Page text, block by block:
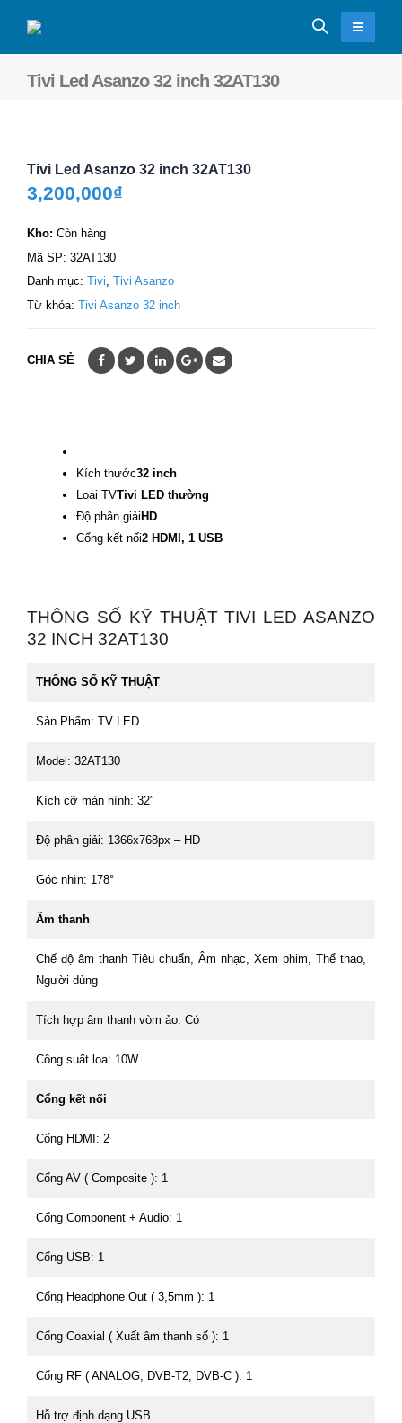
Tivi Led Asanzo 32 inch 32AT130
Tivi Led Asanzo 32 inch 32AT130
3,200,000₫
Kho: Còn hàng
Mã SP: 32AT130
Danh mục: Tivi, Tivi Asanzo
Từ khóa: Tivi Asanzo 32 inch
CHIA SẺ
Kích thước32 inch
Loại TVTivi LED thường
Độ phân giải HD
Cổng kết nối2 HDMI, 1 USB
THÔNG SỐ KỸ THUẬT TIVI LED ASANZO
32 INCH 32AT130
THÔNG SỐ KỸ THUẬT
Sản Phẩm: TV LED
Model: 32AT130
Kích cỡ màn hình: 32″
Độ phân giải: 1366x768px – HD
Góc nhìn: 178°
Âm thanh
Chế độ âm thanh Tiêu chuẩn, Âm nhạc, Xem phim, Thể thao,
Người dùng
Tích hợp âm thanh vòm ảo: Có
Công suất loa: 10W
Cổng kết nối
Cổng HDMI: 2
Cổng AV ( Composite ): 1
Cổng Component + Audio: 1
Cổng USB: 1
Cổng Headphone Out ( 3,5mm ): 1
Cổng Coaxial ( Xuất âm thanh số ): 1
Cổng RF ( ANALOG, DVB-T2, DVB-C ): 1
Hỗ trợ định dạng USB